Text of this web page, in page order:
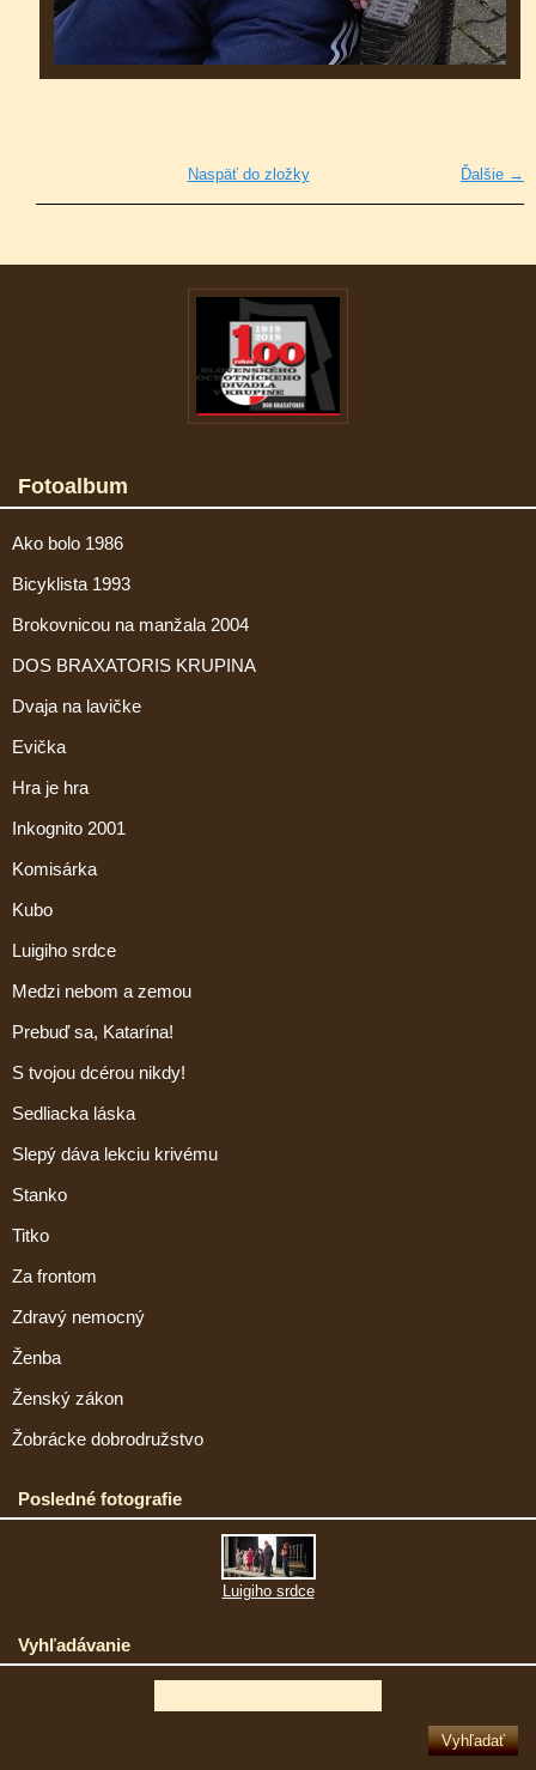
Ďalšie →
Naspäť do zložky
Fotoalbum
Ako bolo 1986
Bicyklista 1993
Brokovnicou na manžala 2004
DOS BRAXATORIS KRUPINA
Dvaja na lavičke
Evička
Hra je hra
Inkognito 2001
Komisárka
Kubo
Luigiho srdce
Medzi nebom a zemou
Prebuď sa, Katarína!
S tvojou dcérou nikdy!
Sedliacka láska
Slepý dáva lekciu krivému
Stanko
Titko
Za frontom
Zdravý nemocný
Ženba
Ženský zákon
Žobrácke dobrodružstvo
Posledné fotografie
Luigiho srdce
Vyhľadávanie